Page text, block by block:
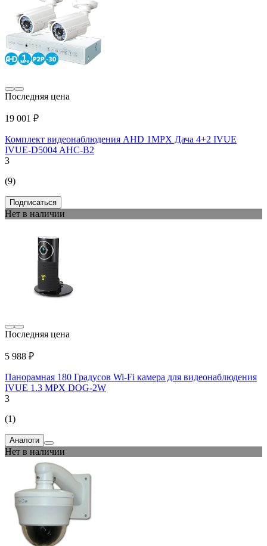
Последняя цена
19 001 ₽
Комплект видеонаблюдения AHD 1MPX Дача 4+2 IVUE
IVUE-D5004 AHC-B2
3
(9)
Подписаться
Нет в наличии
Последняя цена
5 988 ₽
Панорамная 180 Градусов Wi-Fi камера для видеонаблюдения
IVUE 1.3 MPX DOG-2W
3
(1)
Аналоги
Нет в наличии